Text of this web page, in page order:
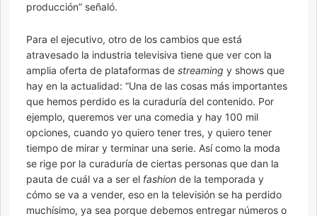
producción” señaló.
Para el ejecutivo, otro de los cambios que está
atravesado la industria televisiva tiene que ver con la
amplia oferta de plataformas de streaming y shows que
hay en la actualidad: “Una de las cosas más importantes
que hemos perdido es la curaduría del contenido. Por
ejemplo, queremos ver una comedia y hay 100 mil
opciones, cuando yo quiero tener tres, y quiero tener
tiempo de mirar y terminar una serie. Así como la moda
se rige por la curaduría de ciertas personas que dan la
pauta de cuál va a ser el fashion de la temporada y
cómo se va a vender, eso en la televisión se ha perdido
muchísimo, ya sea porque debemos entregar números o